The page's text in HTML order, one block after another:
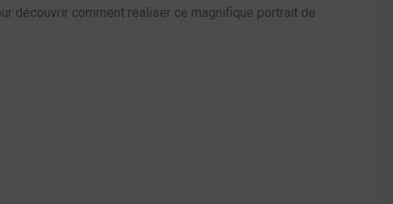
découvrir comment réaliser ce magnifique portrait de